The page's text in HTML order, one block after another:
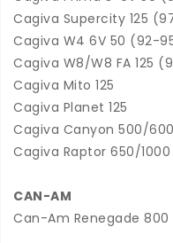
Cagiva Supercity 125
Cagiva W4 6V 50 (92-
Cagiva W8/W8 FA 125
Cagiva Mito 125
Cagiva Planet 125
Cagiva Canyon 500/600
Cagiva Raptor 650/1000
CAN-AM
Can-Am Renegade 800